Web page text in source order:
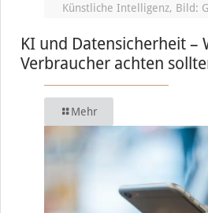
Künstliche Intelligenz, Bild:
KI und Datensicherheit –
Verbraucher achten
Mehr